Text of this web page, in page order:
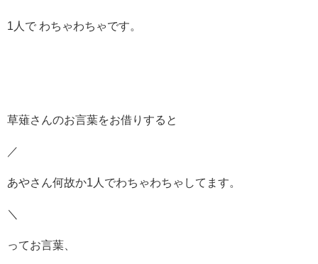
1人で わちゃわちゃです。
草薙さんのお言葉をお借りすると
／
あやさん何故か1人でわちゃわちゃしてます。
＼
ってお言葉、